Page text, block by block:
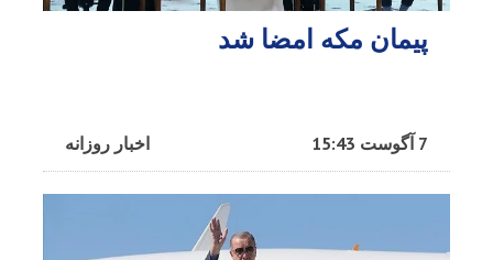
پیمان مکه امضا شد
اخبار روزانه 7 آگوست 15:43